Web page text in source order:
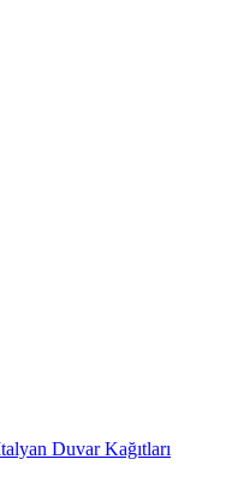
Duvar Kağıtları